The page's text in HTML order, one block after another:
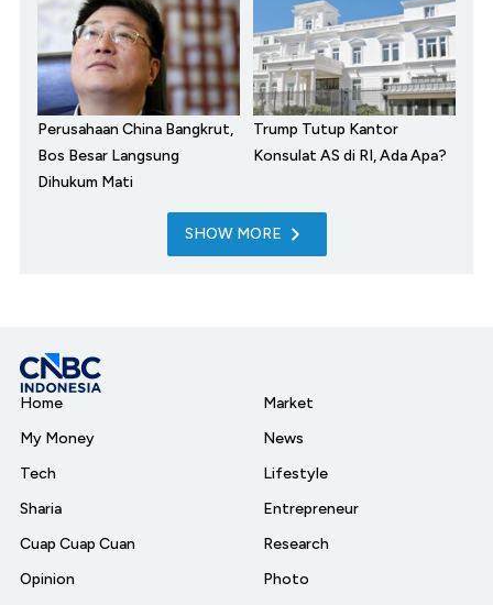
Perusahaan China Bangkrut,
Bos Besar Langsung
Dihukum Mati
Trump Tutup Kantor
Konsulat AS di RI, Ada Apa?
SHOW MORE
Home
My Money
Tech
Sharia
Cuap Cuap Cuan
Opinion
Market
News
Lifestyle
Entrepreneur
Research
Photo